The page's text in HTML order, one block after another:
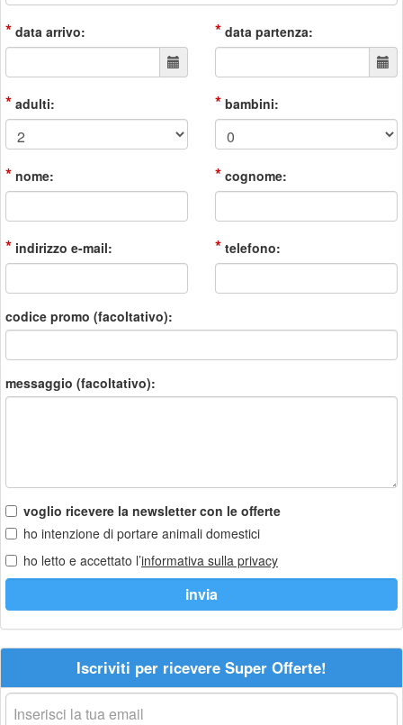
* data arrivo: * data partenza:
* adulti: * bambini:
* nome: * cognome:
* indirizzo e-mail: * telefono:
codice promo (facoltativo):
messaggio (facoltativo):
voglio ricevere la newsletter con le offerte
ho intenzione di portare animali domestici
ho letto e accettato l’informativa sulla privacy
Iscriviti per ricevere Super Offerte!
La
tua